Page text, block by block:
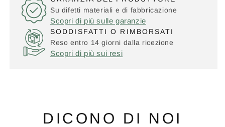
Su difetti materiali e di fabbricazione
Scopri di più sulle garanzie
SODDISFATTI O RIMBORSATI
Reso entro 14 giorni dalla ricezione
Scopri di più sui resi
DICONO DI NOI